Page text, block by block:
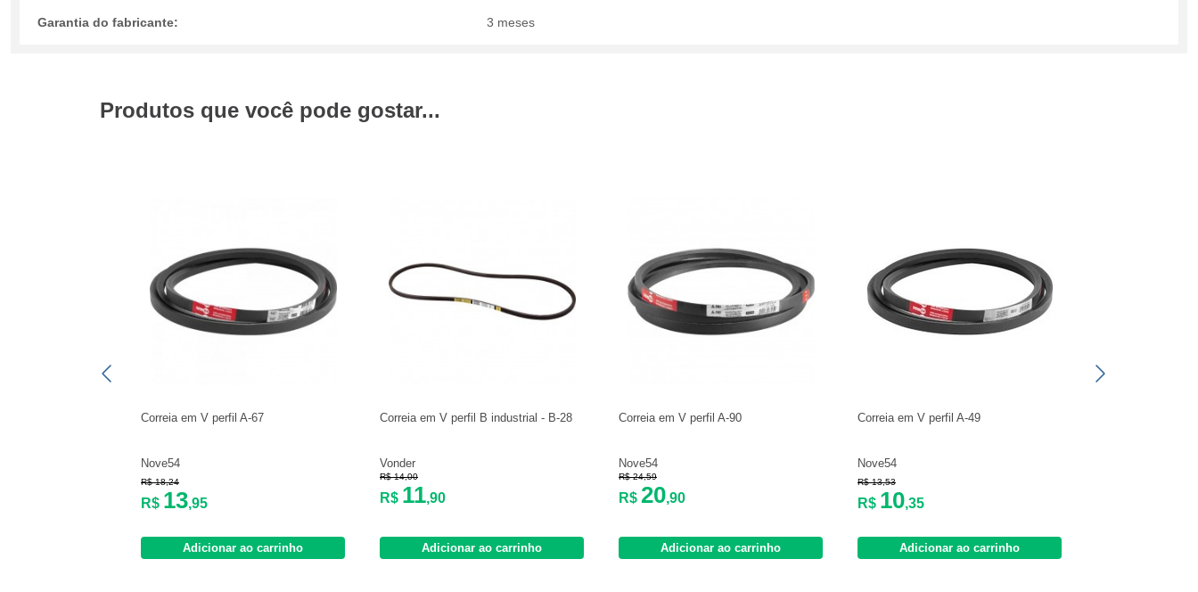
Garantia do fabricante: 3 meses
Produtos que você pode gostar...
Correia em V perfil A-67
Nove54
R$ 18,24
R$ 13,95
Adicionar ao carrinho
Correia em V perfil B industrial - B-28
Vonder
R$ 14,00
R$ 11,90
Adicionar ao carrinho
Correia em V perfil A-90
Nove54
R$ 24,59
R$ 20,90
Adicionar ao carrinho
Correia em V perfil A-49
Nove54
R$ 13,53
R$ 10,35
Adicionar ao carrinho